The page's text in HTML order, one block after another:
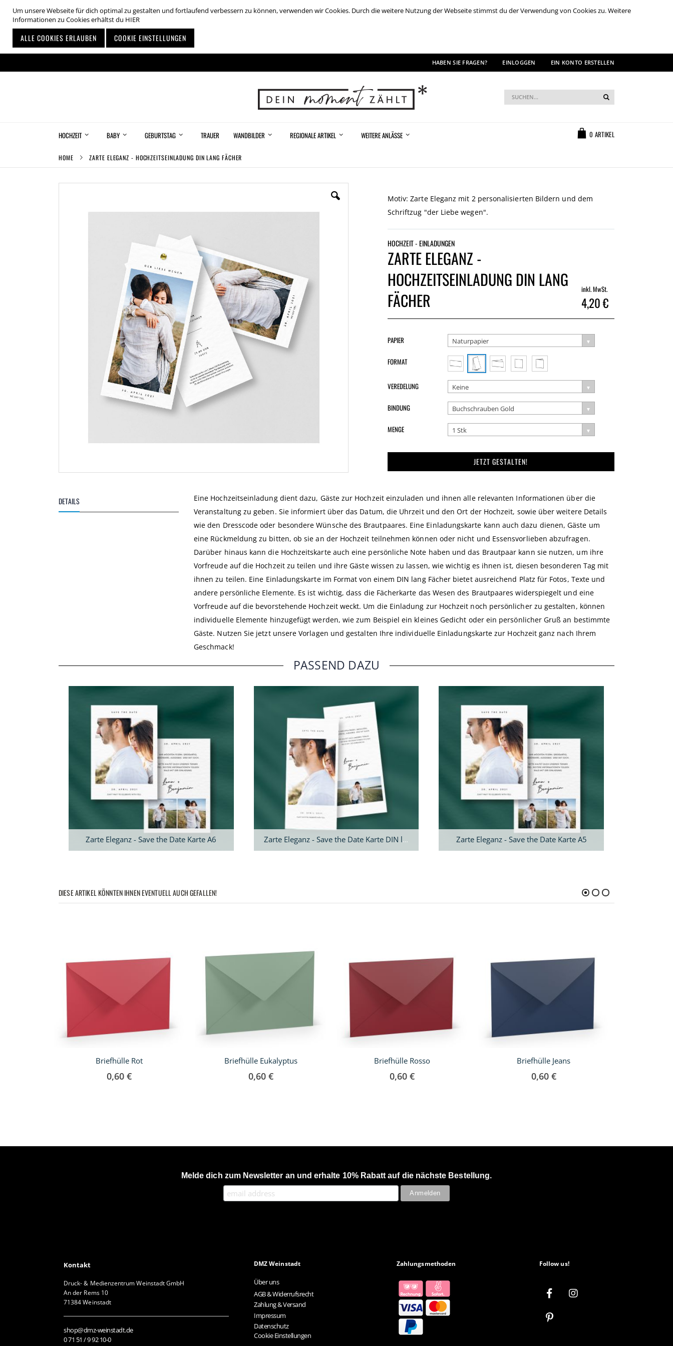
Um unsere Webseite für dich optimal zu gestalten und fortlaufend verbessern zu können, verwenden wir Cookies. Durch die weitere Nutzung der Webseite stimmst du der Verwendung von Cookies zu. Weitere
Informationen zu Cookies erhältst du HIER
ALLE COOKIES ERLAUBEN COOKIE EINSTELLUNGEN
Inhalt
HABEN SIE FRAGEN? EINLOGGEN EIN KONTO ERSTELLEN
0 ARTIKEL
Suche
HOCHZEIT BABY GEBURTSTAG TRAUER WANDBILDER REGIONALE ARTIKEL WEITERE ANLÄSSE
HOME ZARTE ELEGANZ - HOCHZEITSEINLADUNG DIN LANG FÄCHER
Bildgalerie
Bildgalerie
springen
Motiv: Zarte Eleganz mit 2 personalisierten Bildern und dem
Schriftzug "der Liebe wegen".
HOCHZEIT - EINLADUNGEN
ZARTE ELEGANZ -
HOCHZEITSEINLADUNG DIN LANG
FÄCHER
inkl. MwSt.
4,20 €
MENGE 1 Stk
PAPIER Naturpapier
FORMAT
VEREDELUNG Keine
BINDUNG Buchschrauben Gold
JETZT GESTALTEN!
DETAILS
Eine Hochzeitseinladung dient dazu, Gäste zur Hochzeit einzuladen und ihnen alle relevanten Informationen über die
Veranstaltung zu geben. Sie informiert über das Datum, die Uhrzeit und den Ort der Hochzeit, sowie über weitere Details
wie den Dresscode oder besondere Wünsche des Brautpaares. Eine Einladungskarte kann auch dazu dienen, Gäste um
eine Rückmeldung zu bitten, ob sie an der Hochzeit teilnehmen können oder nicht und Essensvorlieben abzufragen.
Darüber hinaus kann die Hochzeitskarte auch eine persönliche Note haben und das Brautpaar kann sie nutzen, um ihre
Vorfreude auf die Hochzeit zu teilen und ihre Gäste wissen zu lassen, wie wichtig es ihnen ist, diesen besonderen Tag mit
ihnen zu teilen. Eine Einladungskarte im Format von einem DIN lang Fächer bietet ausreichend Platz für Fotos, Texte und
andere persönliche Elemente. Es ist wichtig, dass die Fächerkarte das Wesen des Brautpaares widerspiegelt und eine
Vorfreude auf die bevorstehende Hochzeit weckt. Um die Einladung zur Hochzeit noch persönlicher zu gestalten, können
individuelle Elemente hinzugefügt werden, wie zum Beispiel ein kleines Gedicht oder ein persönlicher Gruß an bestimmte
Gäste. Nutzen Sie jetzt unsere Vorlagen und gestalten Ihre individuelle Einladungskarte zur Hochzeit ganz nach Ihrem
Geschmack!
PASSEND DAZU
Zarte Eleganz - Save the Date Karte A6 Zarte Eleganz - Save the Date Karte DIN lang Zarte Eleganz - Save the Date Karte A5
DIESE ARTIKEL KÖNNTEN IHNEN EVENTUELL AUCH GEFALLEN!
Briefhülle Rot
0,60 €
Briefhülle Eukalyptus
0,60 €
Briefhülle Rosso
0,60 €
Briefhülle Jeans
0,60 €
Melde dich zum Newsletter an und erhalte 10% Rabatt auf die nächste Bestellung.
Kontakt
Druck- & Medienzentrum Weinstadt GmbH
An der Rems 10
71384 Weinstadt
shop@dmz-weinstadt.de
0 71 51 / 9 92 10-0
DMZ Weinstadt
Über uns
AGB & Widerrufsrecht
Zahlung & Versand
Impressum
Datenschutz
Cookie Einstellungen
Zahlungsmethoden Follow us!